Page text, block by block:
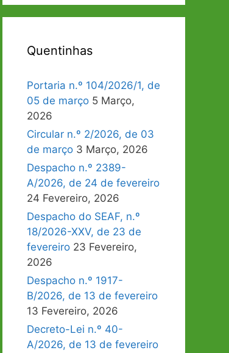
Quentinhas
Portaria n.º 104/2026/1, de
05 de março 5 Março,
2026
Circular n.º 2/2026, de 03
de março 3 Março, 2026
Despacho n.º 2389-
A/2026, de 24 de fevereiro
24 Fevereiro, 2026
Despacho do SEAF, n.º
18/2026-XXV, de 23 de
fevereiro 23 Fevereiro,
2026
Despacho n.º 1917-
B/2026, de 13 de fevereiro
13 Fevereiro, 2026
Decreto-Lei n.º 40-
A/2026, de 13 de fevereiro